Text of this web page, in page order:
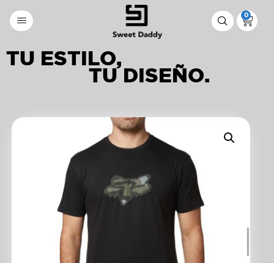
0
TU ESTILO,
TU DISEÑO.